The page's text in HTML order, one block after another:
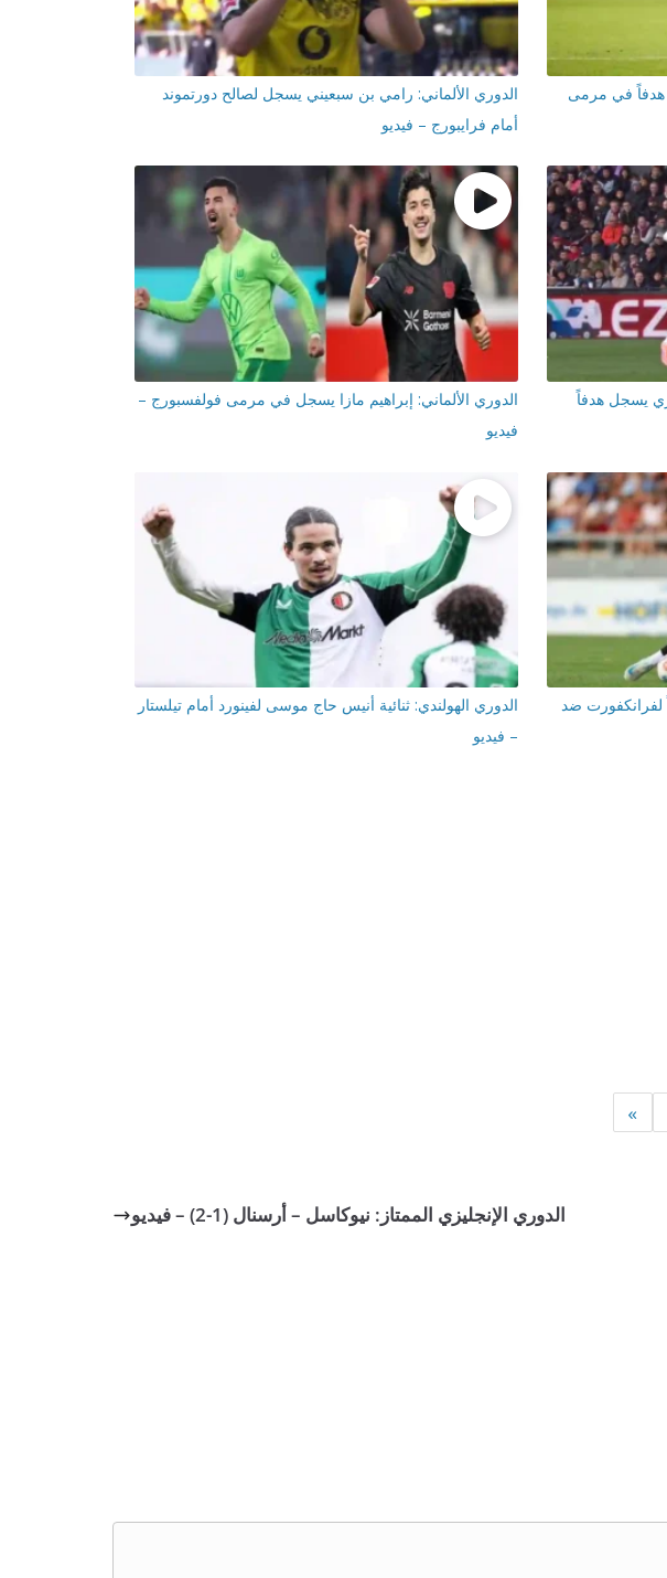
هدفاً في مرمى
الدوري الألماني: رامي بن سبعيني يسجل لصالح دورتموند
أمام فرايبورج – فيديو
يسجل هدفاً
الدوري الألماني: إبراهيم مازا يسجل في مرمى فولفسبورج –
فيديو
لفرانكفورت ضد
الدوري الهولندي: ثنائية أنيس حاج موسى لفينورد أمام تيلستار
– فيديو
»
الدوري الإنجليزي الممتاز: نيوكاسل – أرسنال (1-2) – فيديو